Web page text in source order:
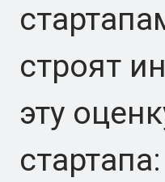
строят
эту